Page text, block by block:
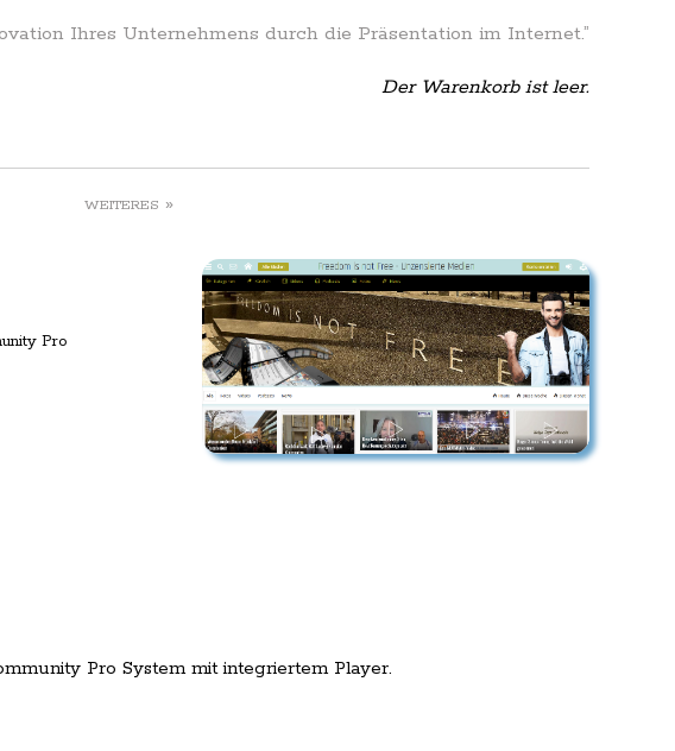
Ihres Unternehmens durch die Präsentation im Internet.”
Der Warenkorb ist leer.
WEITERES »
Pro
Pro System mit integriertem Player.